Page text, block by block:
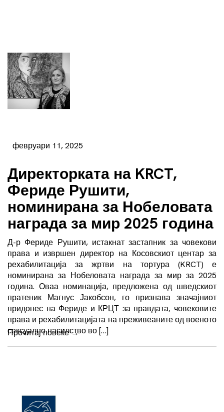
февруари 11, 2025
Директорката на KRCT,
Фериде Рушити,
номинирана за Нобеловата
награда за мир 2025 година
Д-р Фериде Рушити, истакнат застапник за човекови
права и извршен директор на Косовскиот центар за
рехабилитација за жртви на тортура (KRCT) е
номинирана за Нобеловата награда за мир за 2025
година. Оваа номинација, предложена од шведскиот
пратеник Магнус Јакобсон, го признава значајниот
придонес на Фериде и КРЦТ за правдата, човековите
права и рехабилитацијата на преживеаните од военото
сексуално насилство во […]
Прочитај повеќе→